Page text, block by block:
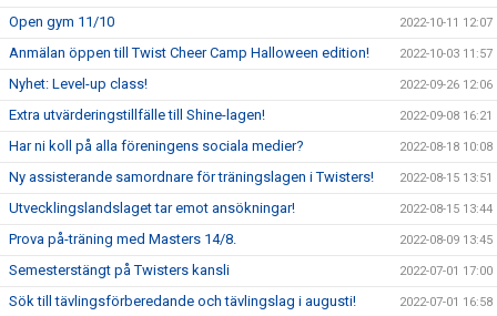
Open gym 11/10 2022-10-11 12:07
Anmälan öppen till Twist Cheer Camp Halloween edition! 2022-10-03 11:57
Nyhet: Level-up class! 2022-09-26 12:06
Extra utvärderingstillfälle till Shine-lagen! 2022-09-08 16:21
Har ni koll på alla föreningens sociala medier? 2022-08-18 10:08
Ny assisterande samordnare för träningslagen i Twisters! 2022-08-15 13:51
Utvecklingslandslaget tar emot ansökningar! 2022-08-15 13:44
Prova på-träning med Masters 14/8. 2022-08-09 13:45
Semesterstängt på Twisters kansli 2022-07-01 17:00
Sök till tävlingsförberedande och tävlingslag i augusti! 2022-07-01 16:58